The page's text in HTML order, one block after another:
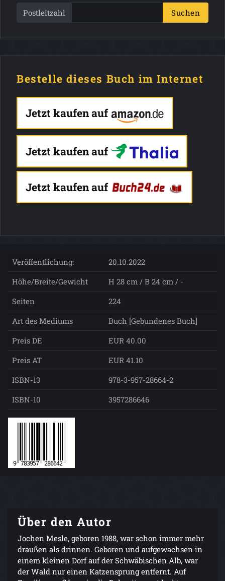
Postleitzahl Suchen
Bestelle dieses Buch im Internet
Jetzt kaufen auf
Jetzt kaufen auf
Jetzt kaufen auf
Veröffentlichung:
20.10.2022
Höhe/Breite/Gewicht
H 28 cm / B 24 cm / -
Seiten
224
Art des Mediums
Buch [Gebundenes Buch]
Preis DE
EUR 40.00
Preis AT
EUR 41.10
ISBN-13
978-3-957-28664-2
ISBN-10
3957286646
Über den Autor
Jochen Mesle, geboren 1988, war schon immer mehr
draußen als drinnen. Geboren und aufgewachsen in
einem kleinen Dorf auf der Schwäbischen Alb, war
der Wald nur einen Katzensprung entfernt. Auf